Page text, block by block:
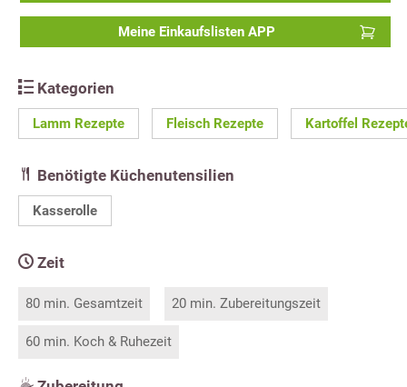
Meine Einkaufslisten APP
Kategorien
Lamm Rezepte Fleisch Rezepte Kartoffel
Benötigte Küchenutensilien
Kasserolle
Zeit
80 min. Gesamtzeit 20 min. Zubereitungszeit
60 min. Koch & Ruhezeit